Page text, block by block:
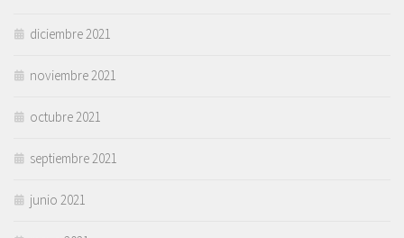
diciembre 2021
noviembre 2021
octubre 2021
septiembre 2021
junio 2021